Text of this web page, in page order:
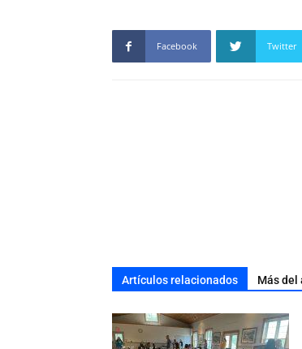
Facebook Twitter
Artículos relacionados Más del